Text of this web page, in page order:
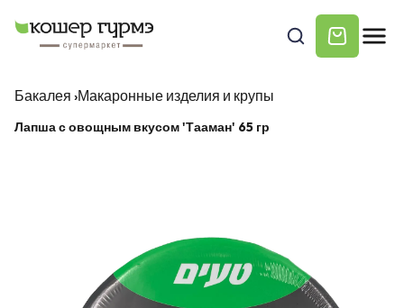
Бакалея ›Макаронные изделия и крупы
Лапша с овощным вкусом 'Тааман' 65 гр